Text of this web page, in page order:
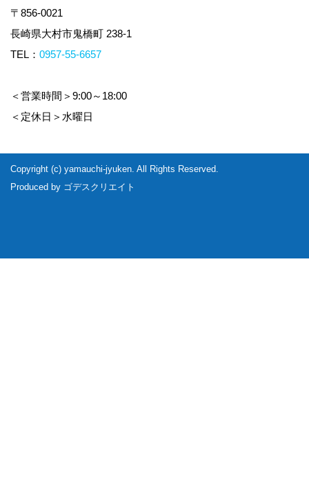
〒856-0021
長崎県大村市鬼橋町 238-1
TEL： 0957-55-6657
＜営業時間＞9:00～18:00
＜定休日＞水曜日
Copyright (c) yamauchi-jyuken. All Rights Reserved.
Produced by ゴデスクリエイト